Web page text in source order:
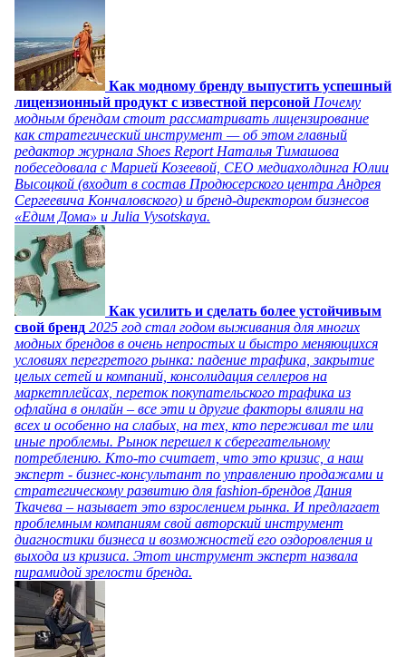
Как модному бренду выпустить успешный
лицензионный продукт с известной персоной Почему
модным брендам стоит рассматривать лицензирование
как стратегический инструмент — об этом главный
редактор журнала Shoes Report Наталья Тимашова
побеседовала с Марией Козеевой, СЕО медиахолдинга Юлии
Высоцкой (входит в состав Продюсерского центра Андрея
Сергеевича Кончаловского) и бренд-директором бизнесов
«Едим Дома» и Julia Vysotskaya.
Как усилить и сделать более устойчивым
свой бренд 2025 год стал годом выживания для многих
модных брендов в очень непростых и быстро меняющихся
условиях перегретого рынка: падение трафика, закрытие
целых сетей и компаний, консолидация селлеров на
маркетплейсах, переток покупательского трафика из
офлайна в онлайн – все эти и другие факторы влияли на
всех и особенно на слабых, на тех, кто переживал те или
иные проблемы. Рынок перешел к сберегательному
потреблению. Кто-то считает, что это кризис, а наш
эксперт - бизнес-консультант по управлению продажами и
стратегическому развитию для fashion-брендов Дания
Ткачева – называет это взрослением рынка. И предлагает
проблемным компаниям свой авторский инструмент
диагностики бизнеса и возможностей его оздоровления и
выхода из кризиса. Этот инструмент эксперт назвала
пирамидой зрелости бренда.